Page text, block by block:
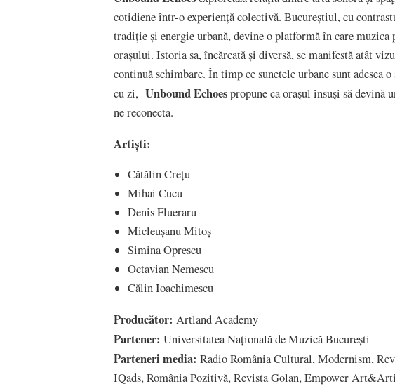
cotidiene într-o experiență colectivă. Bucureștiul, cu
tradiție și energie urbană, devine o platformă în care muzica
orașului. Istoria sa, încărcată și diversă, se manifestă atât
continuă schimbare. În timp ce sunetele urbane sunt adesea
cu zi, Unbound Echoespropune ca orașul însuși să devină
ne reconecta.
Artiști:
Cătălin Crețu
Mihai Cucu
Denis Flueraru
Micleușanu Mitoș
Simina Oprescu
Octavian Nemescu
Călin Ioachimescu
Producător: Artland Academy
Partener: Universitatea Națională de Muzică București
Parteneri media: Radio România Cultural, Modernism,
IQads, România Pozitivă, Revista Golan, Empower